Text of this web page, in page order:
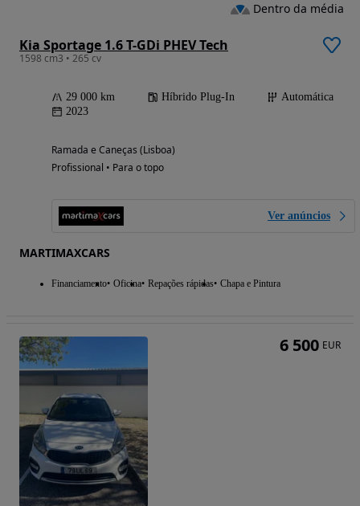
Kia Sportage 1.6 T-GDi PHEV Tech
1598 cm3 • 265 cv
29 000 km Híbrido Plug-In
Automática
2023
Ramada e Caneças (Lisboa)
Profissional • Para o topo
Ver anúncios
MARTIMAXCARS
Financiamento Oficina Repações rápidas Chapa e Pintura
Dentro da média
6 500 EUR